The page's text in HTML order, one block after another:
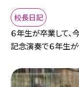
校長日記
６年生が卒業して、
記念演奏で６年生